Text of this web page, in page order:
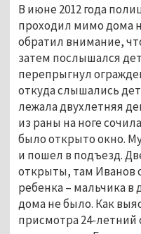
В июне 2012 года
проходил мимо дома
обратил внимание,
затем послышался
перепрыгнул
откуда слышались
лежала двухлетняя
из раны на ноге
было открыто окно.
и пошел в подъезд.
открыты, там Иванов
ребенка – мальчика в
дома не было. Как
присмотра 24-